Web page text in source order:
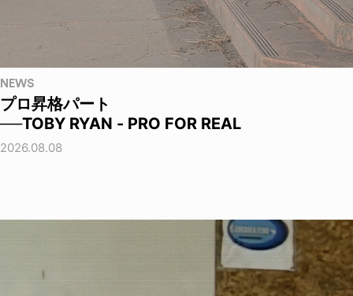
NEWS
プロ昇格パート
──TOBY RYAN - PRO FOR REAL
2026.08.08